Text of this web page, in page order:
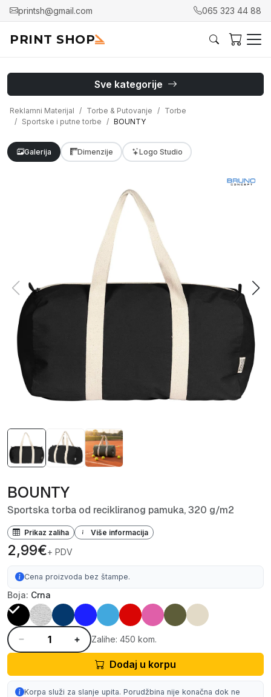
printsh@gmail.com 065 323 44 88
PRINT SHOP
Sve kategorije
Reklamni Materijal Torbe & Putovanje
Torbe
Sportske i putne torbe
BOUNTY
Galerija Dimenzije Logo Studio
BOUNTY
Sportska torba od recikliranog pamuka, 320 g/m2
Prikaz zaliha Više informacija
2,99€+ PDV
Cena proizvoda bez štampe.
Boja: Crna
Zalihe: 450 kom.
Dodaj u korpu
Korpa služi za slanje upita. Porudžbina nije konačna dok ne